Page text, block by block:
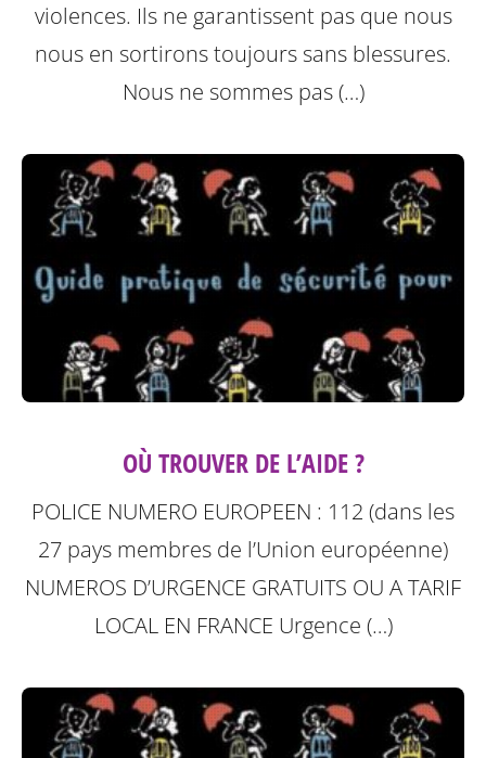
violences. Ils ne garantissent pas que nous
nous en sortirons toujours sans blessures.
Nous ne sommes pas (…)
OÙ TROUVER DE L’AIDE ?
POLICE NUMERO EUROPEEN : 112 (dans les
27 pays membres de l’Union européenne)
NUMEROS D’URGENCE GRATUITS OU A TARIF
LOCAL EN FRANCE Urgence (…)